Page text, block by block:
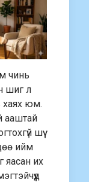
чинь
шиг л
хаях юм.
ааштай
шүү
ийм
яасан их